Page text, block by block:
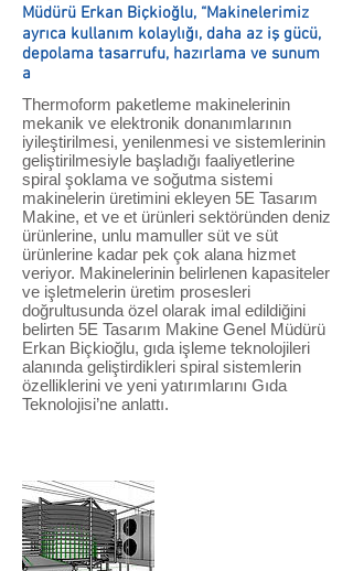
Müdürü Erkan Biçkioğlu, “Makinelerimiz
ayrıca kullanım kolaylığı, daha az iş gücü,
depolama tasarrufu, hazırlama ve sunum
a
Thermoform paketleme makinelerinin
mekanik ve elektronik donanımlarının
iyileştirilmesi, yenilenmesi ve sistemlerinin
geliştirilmesiyle başladığı faaliyetlerine
spiral şoklama ve soğutma sistemi
makinelerin üretimini ekleyen 5E Tasarım
Makine, et ve et ürünleri sektöründen deniz
ürünlerine, unlu mamuller süt ve süt
ürünlerine kadar pek çok alana hizmet
veriyor. Makinelerinin belirlenen kapasiteler
ve işletmelerin üretim prosesleri
doğrultusunda özel olarak imal edildiğini
belirten 5E Tasarım Makine Genel Müdürü
Erkan Biçkioğlu, gıda işleme teknolojileri
alanında geliştirdikleri spiral sistemlerin
özelliklerini ve yeni yatırımlarını Gıda
Teknolojisi’ne anlattı.